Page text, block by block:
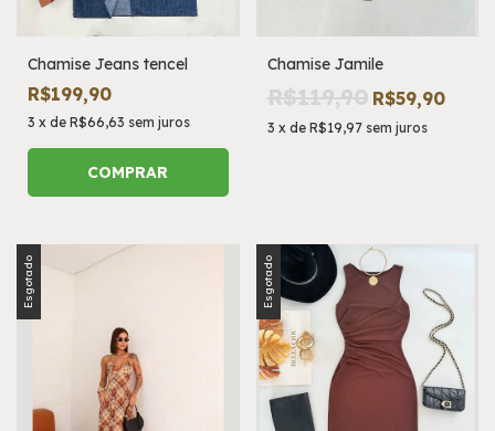
Chamise Jeans tencel
R$199,90
3 x de R$66,63 sem juros
COMPRAR
Chamise Jamile
R$119,90 R$59,90
3 x de R$19,97 sem juros
Esgotado Esgotado